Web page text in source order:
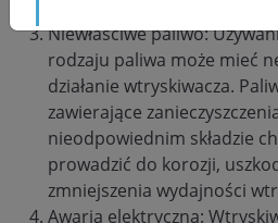
Niewłaściwe paliwo:
rodzaju paliwa może mieć
działanie wtryskiwacza.
zawierające
nieodpowiednim składzie
prowadzić do korozji,
zmniejszenia wydajności
Awaria elektryczna: